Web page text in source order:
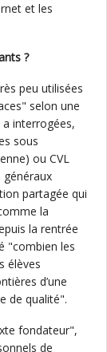
et les
?
peu utilisées
selon une
interrogées,
sous
ou CVL
généraux
partagée qui
la
la rentrée
"combien les
élèves
d’une
de qualité".
fondateur",
de